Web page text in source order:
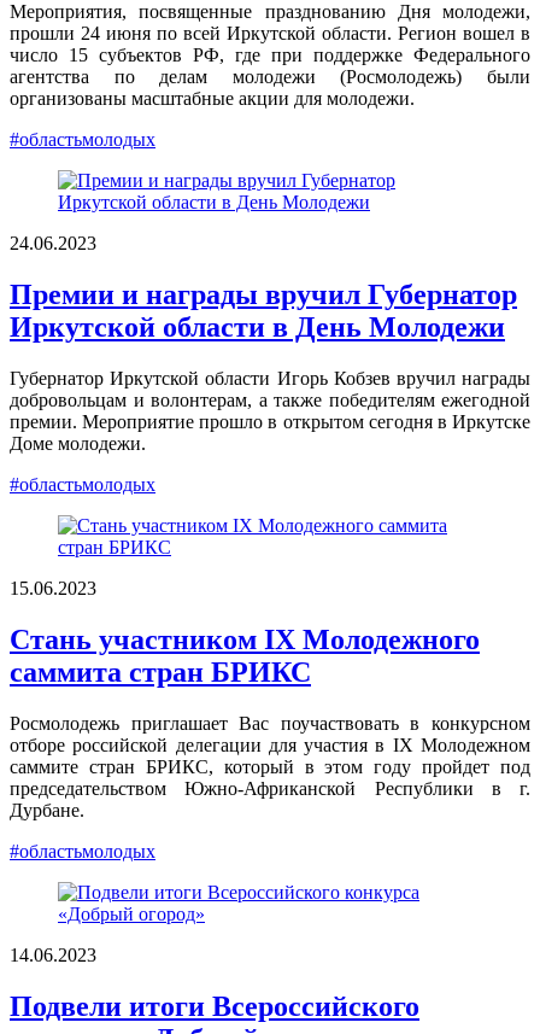
Мероприятия, посвященные празднованию Дня молодежи,
прошли 24 июня по всей Иркутской области. Регион вошел в
число 15 субъектов РФ, где при поддержке Федерального
агентства по делам молодежи (Росмолодежь) были
организованы масштабные акции для молодежи.
#областьмолодых
24.06.2023
Премии и награды вручил Губернатор
Иркутской области в День Молодежи
Губернатор Иркутской области Игорь Кобзев вручил награды
добровольцам и волонтерам, а также победителям ежегодной
премии. Мероприятие прошло в открытом сегодня в Иркутске
Доме молодежи.
#областьмолодых
15.06.2023
Стань участником IX Молодежного
саммита стран БРИКС
Росмолодежь приглашает Вас поучаствовать в конкурсном
отборе российской делегации для участия в IX Молодежном
саммите стран БРИКС, который в этом году пройдет под
председательством Южно-Африканской Республики в г.
Дурбане.
#областьмолодых
14.06.2023
Подвели итоги Всероссийского